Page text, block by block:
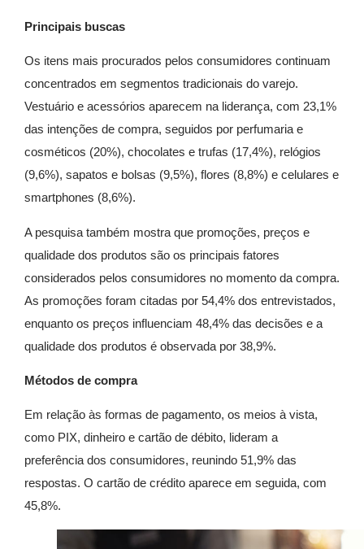
Principais buscas
Os itens mais procurados pelos consumidores continuam
concentrados em segmentos tradicionais do varejo.
Vestuário e acessórios aparecem na liderança, com 23,1%
das intenções de compra, seguidos por perfumaria e
cosméticos (20%), chocolates e trufas (17,4%), relógios
(9,6%), sapatos e bolsas (9,5%), flores (8,8%) e celulares e
smartphones (8,6%).
A pesquisa também mostra que promoções, preços e
qualidade dos produtos são os principais fatores
considerados pelos consumidores no momento da compra.
As promoções foram citadas por 54,4% dos entrevistados,
enquanto os preços influenciam 48,4% das decisões e a
qualidade dos produtos é observada por 38,9%.
Métodos de compra
Em relação às formas de pagamento, os meios à vista,
como PIX, dinheiro e cartão de débito, lideram a
preferência dos consumidores, reunindo 51,9% das
respostas. O cartão de crédito aparece em seguida, com
45,8%.